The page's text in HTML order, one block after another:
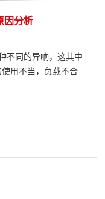
因分析
不同的异响，这其中
用不当，负载不合